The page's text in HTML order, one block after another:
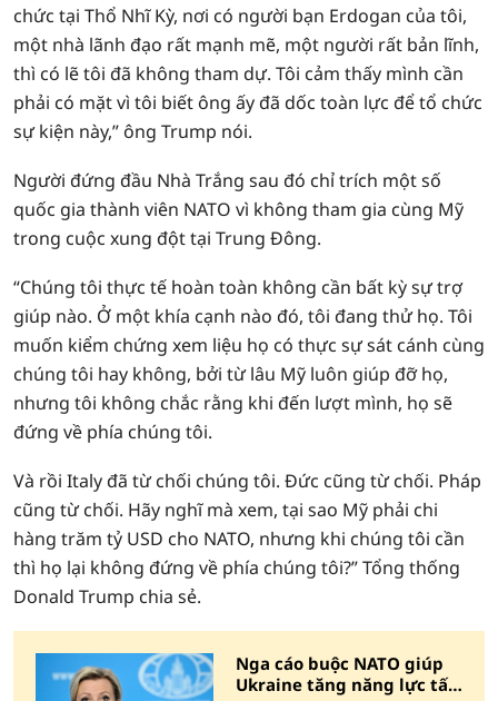
chức tại Thổ Nhĩ Kỳ, nơi có người bạn Erdogan của tôi,
một nhà lãnh đạo rất mạnh mẽ, một người rất bản lĩnh,
thì có lẽ tôi đã không tham dự. Tôi cảm thấy mình cần
phải có mặt vì tôi biết ông ấy đã dốc toàn lực để tổ chức
sự kiện này,” ông Trump nói.
Người đứng đầu Nhà Trắng sau đó chỉ trích một số
quốc gia thành viên NATO vì không tham gia cùng Mỹ
trong cuộc xung đột tại Trung Đông.
“Chúng tôi thực tế hoàn toàn không cần bất kỳ sự trợ
giúp nào. Ở một khía cạnh nào đó, tôi đang thử họ. Tôi
muốn kiểm chứng xem liệu họ có thực sự sát cánh cùng
chúng tôi hay không, bởi từ lâu Mỹ luôn giúp đỡ họ,
nhưng tôi không chắc rằng khi đến lượt mình, họ sẽ
đứng về phía chúng tôi.
Và rồi Italy đã từ chối chúng tôi. Đức cũng từ chối. Pháp
cũng từ chối. Hãy nghĩ mà xem, tại sao Mỹ phải chi
hàng trăm tỷ USD cho NATO, nhưng khi chúng tôi cần
thì họ lại không đứng về phía chúng tôi?” Tổng thống
Donald Trump chia sẻ.
Nga cáo buộc NATO giúp
Ukraine tăng năng lực tấn